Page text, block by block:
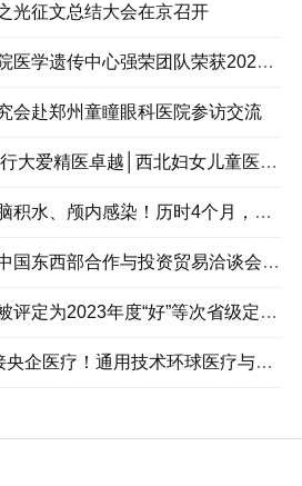
光征文总结大会在京召开
西北妇女儿童医院医学遗传中心强荣团队荣获2023年度陕西省科学技术进步奖二等奖
会赴郑州童瞳眼科医院参访交流
担使命步履铿锵 行大爱精医卓越│西北妇女儿童医院（陕西省妇幼保健院）建院50周年纪实
新生儿脑出血、脑积水、颅内感染！历时4个月，终于重获新生！
第七届丝博会暨中国东西部合作与投资贸易洽谈会在西安开幕
陕西省人民医院被评定为2023年度“好”等次省级定点帮扶单位
让“岐黄之术”嫁接央企医疗！通用技术环球医疗与山东中医药大学签署战略合作协议